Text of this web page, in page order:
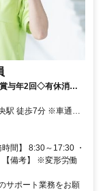
与年2回◇有休消化
駅 徒歩7分 ※車通勤
間】 8:30～17:30 ・
備考】 ※変形労働
サポート業務をお願